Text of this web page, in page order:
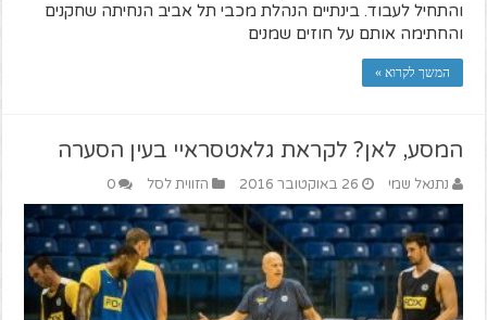
והתחיל לעבוד. בינתיים הנהלת מכבי תל אביב הנחיתה שחקנים
והחתימה אותם על חוזים שמנים
המשך לקרוא »
המסע, לאן? לקראת גלאטסראיי בעין הסערה
נתנאל שמי 26 באוקטובר 2016 הזווית לסל 0